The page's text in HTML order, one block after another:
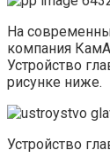
На
компания
Устройство
рисунке ниже.
Устройство